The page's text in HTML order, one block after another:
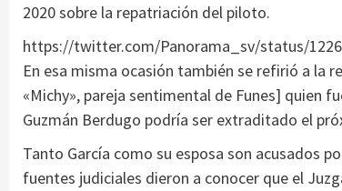
2020 sobre la repatriación del piloto.
https://twitter.com/Panorama_sv/status/
En esa misma ocasión también se refirió a la
«Michy», pareja sentimental de Funes] quien
Guzmán Berdugo podría ser extraditado el
Tanto García como su esposa son acusados
fuentes judiciales dieron a conocer que el